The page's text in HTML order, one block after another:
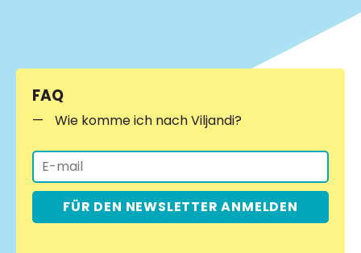
FAQ
Wie komme ich nach Viljandi?
FÜR DEN NEWSLETTER ANMELDEN